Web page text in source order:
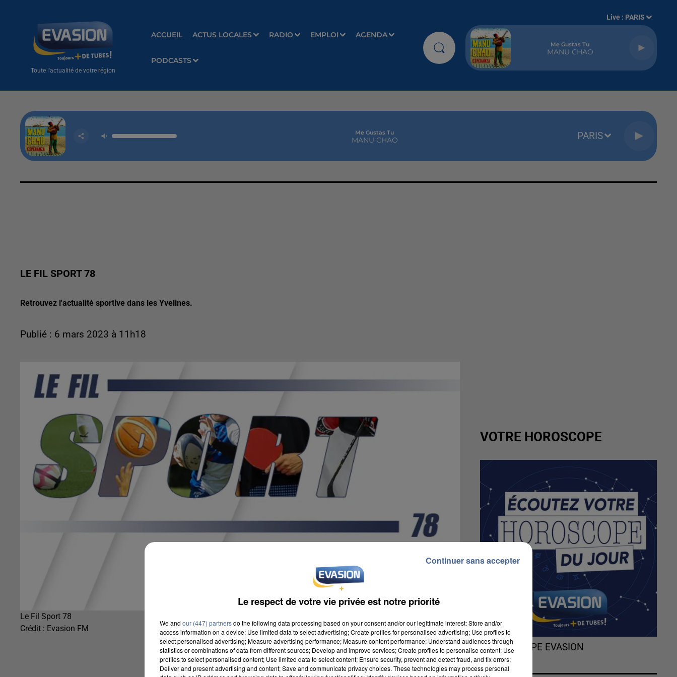
Toute l'actualité de votre région
ACCUEIL ACTUS LOCALES RADIO EMPLOI AGENDA
PODCASTS
Live : PARIS
Me Gustas Tu
MANU CHAO
Me Gustas Tu
MANU CHAO PARIS
LE FIL SPORT 78
Retrouvez l'actualité sportive dans les Yvelines.
Publié : 6 mars 2023 à 11h18
Le Fil Sport 78
Crédit : Evasion FM
VOTRE HOROSCOPE
L'HOROSCOPE EVASION
Le respect de votre vie privée est notre priorité
We and our (447) partnersdo the following data processing based on your consent and/or our legitimate interest: Store and/or
access information on a device; Use limited data to select advertising; Create profiles for personalised advertising; Use profiles to
select personalised advertising; Measure advertising performance; Measure content performance; Understand audiences through
statistics or combinations of data from different sources; Develop and improve services; Create profiles to personalise content; Use
profiles to select personalised content; Use limited data to select content; Ensure security, prevent and detect fraud, and fix errors;
Deliver and present advertising and content; Save and communicate privacy choices. These technologies may process personal
Continuer sans accepter